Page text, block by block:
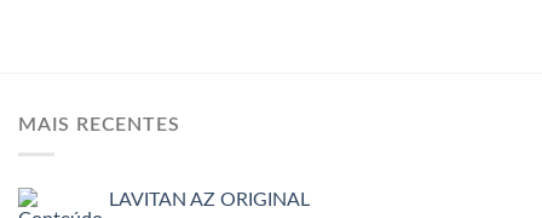
MAIS RECENTES
LAVITAN AZ ORIGINAL